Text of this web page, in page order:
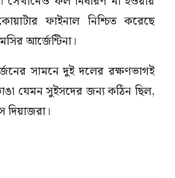
ফাইনাল নিশ্চিত করেছে
আর্জেন্টিনা।
সামনে দুই দলের রক্ষণভাগই
যেমন সুইসদের জন্য কঠিন ছিল,
দিয়াজরা।